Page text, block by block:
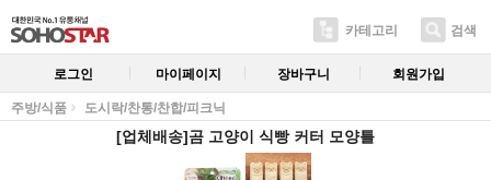
카테고리 검색
로그인 마이페이지 장바구니 회원가입
주방/식품 도시락/찬통/찬합/피크닉
[업체배송]곰 고양이 식빵 커터 모양틀